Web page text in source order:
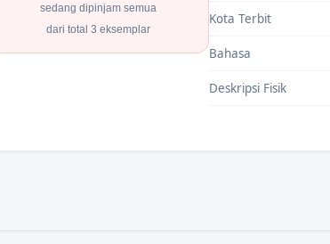
sedang dipinjam semua
dari total 3 eksemplar
Kota Terbit
Bahasa
Deskripsi Fisik